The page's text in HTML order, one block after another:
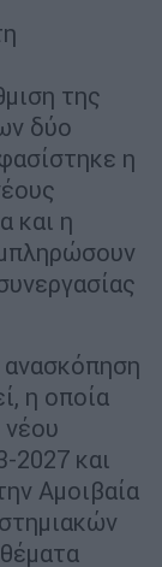
της
δύο
η
και η
ανασκόπηση
η οποία
2027 και
Αμοιβαία